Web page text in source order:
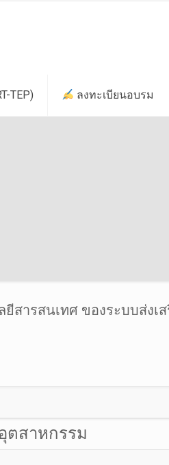
TEP) ลงทะเบียนอบรม
ารสนเทศ ของระบบส่งเส
ตสาหกรรม